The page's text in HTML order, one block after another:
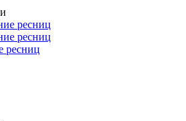
ресниц
ресниц
ресниц